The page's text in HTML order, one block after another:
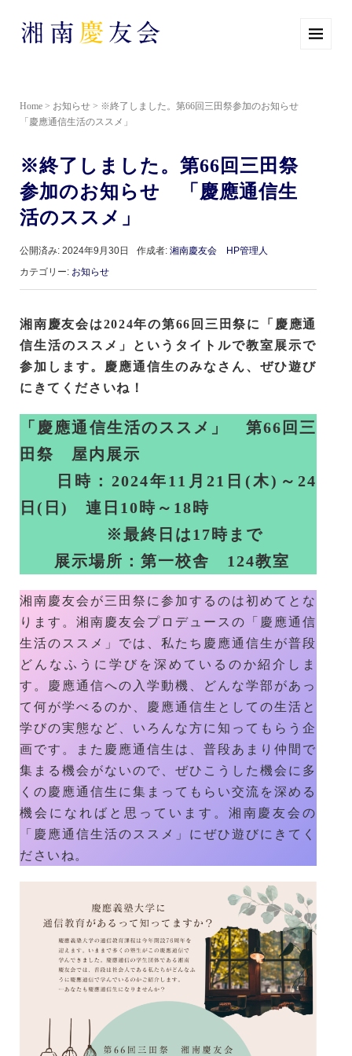
Home > お知らせ > ※終了しました。第66回三田祭参加のお知らせ
「慶應通信生活のススメ」
※終了しました。第66回三田祭
参加のお知らせ 「慶應通信生
活のススメ」
公開済み: 2024年9月30日 作成者: 湘南慶友会 HP管理人
カテゴリー: お知らせ
湘南慶友会は2024年の第66回三田祭に「慶應通
信生活のススメ」というタイトルで教室展示で
参加します。慶應通信生のみなさん、ぜひ遊び
にきてくださいね！
「慶應通信生活のススメ」 第66回三
田祭 屋内展示
日時：2024年11月21日(木)～24
日(日) 連日10時～18時
※最終日は17時まで
展示場所：第一校舎 124教室
湘南慶友会が三田祭に参加するのは初めてとな
ります。湘南慶友会プロデュースの「慶應通信
生活のススメ」では、私たち慶應通信生が普段
どんなふうに学びを深めているのか紹介しま
す。慶應通信への入学動機、どんな学部があっ
て何が学べるのか、慶應通信生としての生活と
学びの実態など、いろんな方に知ってもらう企
画です。また慶應通信生は、普段あまり仲間で
集まる機会がないので、ぜひこうした機会に多
くの慶應通信生に集まってもらい交流を深める
機会になればと思っています。湘南慶友会の
「慶應通信生活のススメ」にぜひ遊びにきてく
ださいね。